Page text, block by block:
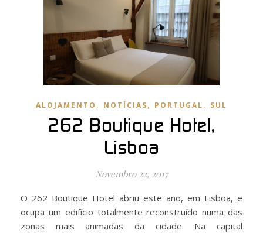
ALOJAMENTO , NOTÍCIAS, PORTUGAL, SUL
262 Boutique Hotel,
Lisboa
Novembro 22, 2017
O 262 Boutique Hotel abriu este ano, em Lisboa, e
ocupa um edifício totalmente reconstruído numa das
zonas mais animadas da cidade. Na capital